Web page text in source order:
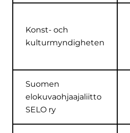
Konst- och
kulturmyndigheten
Suomen
elokuvaohjaajaliitto
SELO ry